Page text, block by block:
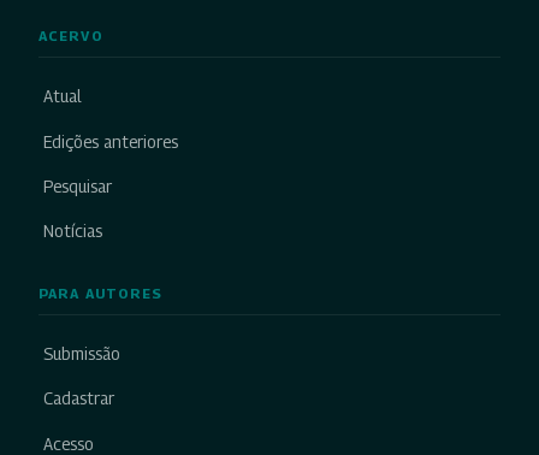
ACERVO
Atual
Edições anteriores
Pesquisar
Notícias
PARA AUTORES
Submissão
Cadastrar
Acesso